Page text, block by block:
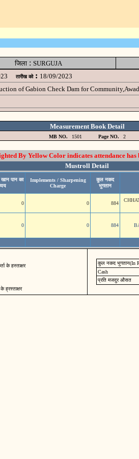
जिला : SURGUJA
तारीख को : 18/09/2023
of Gabion Check Dam for
Measurement Book Detail
MB NO. 1501 Page NO. 2
By Yellow Color indicates attendance has
Mustroll Detail
पान का
Implements / Sharpening
Charge
कुल नकद
भुगतान
0 0 884
0 0 884
के हस्ताक्षर
ह्रस्ताक्षर
कुल नकद भुगतान(In
Cash
प्रति मजदुर औसत